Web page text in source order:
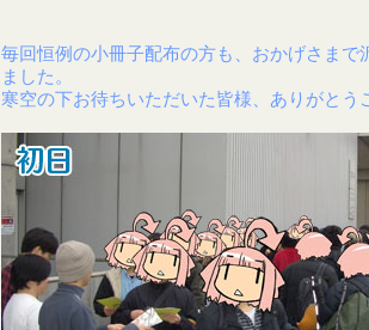
毎回恒例の小冊子配布の方も、おかげさまで
ました。
寒空の下お待ちいただいた皆様、ありがとう